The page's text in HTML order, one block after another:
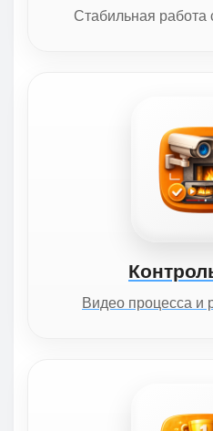
Стабильная работа
Видео процесса и